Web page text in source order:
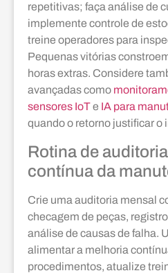
repetitivas; faça análise de
implemente controle de
treine operadores para
Pequenas vitórias
horas extras. Considere
avançadas como
sensores IoTe IA para
quando o retorno justificar o
Rotina de
contínua da
Crie uma auditoria mensal
checagem de peças,
análise de causas de falha.
alimentar a melhoria
procedimentos, atualize